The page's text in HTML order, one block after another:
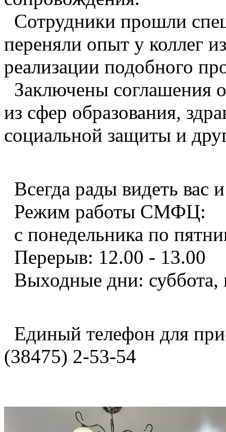
Сотрудники прошли
переняли опыт у коллег
реализации подобного
Заключены соглашения
из сфер образования,
социальной защиты и
Всегда рады видеть вас
Режим работы СМФЦ:
с понедельника по
Перерыв: 12.00 - 13.00
Выходные дни: суббота,
Единый телефон для
(38475) 2-53-54